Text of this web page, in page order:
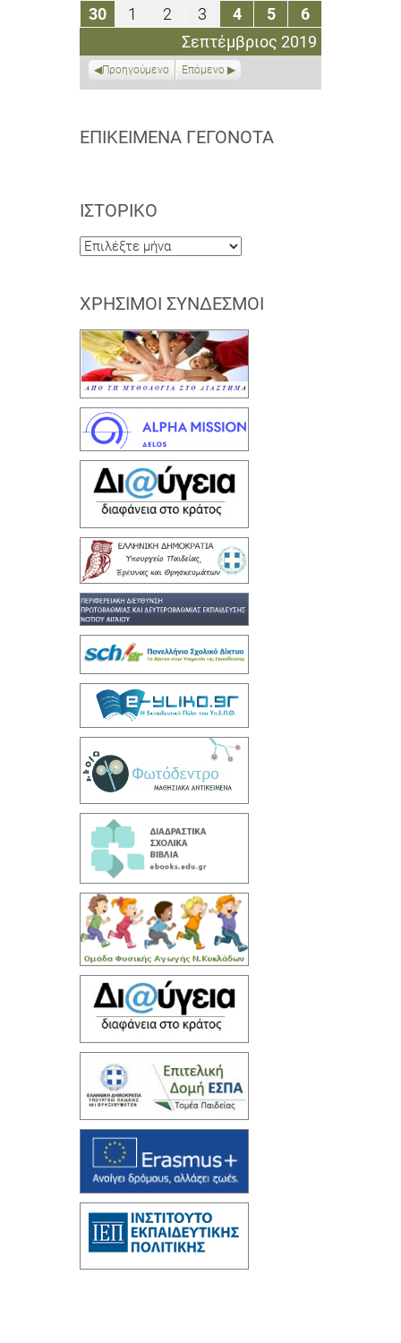
Σεπτέμβριος 2019
Σεπτεμβρίου
2019
Σεπτεμβρίου
2019
Σεπτεμβρίου
2019
Σεπτεμβρίου
2019
Σεπτεμβρίου
2019
Σεπτεμβρίου
20192019
3030
Σεπτεμβρίου
1
Οκτωβρίου
2
Οκτωβρίου
2019
3
Οκτωβρίου
2019
44
Οκτωβρίου
2019
55
Οκτωβρίου
2019
66
Οκτωβρίου
2019
Προηγούμενο Επόμενο
ΕΠΙΚΕΊΜΕΝΑ ΓΕΓΟΝΌΤΑ
ΙΣΤΟΡΙΚΌ
Ιστορικό
ΧΡΉΣΙΜΟΙ ΣΎΝΔΕΣΜΟΙ